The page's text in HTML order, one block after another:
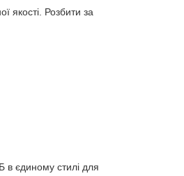
якості. Розбити за
в єдиному стилі для